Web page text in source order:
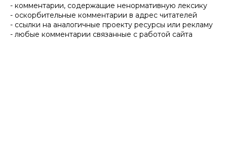
- комментарии, содержащие ненормативную лексику
- оскорбительные комментарии в адрес читателей
- ссылки на аналогичные проекту ресурсы или рекламу
- любые комментарии связанные с работой сайта